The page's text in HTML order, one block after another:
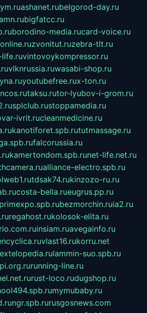
ashanet.rubelgorod-day.ru
bigfatcc.ru
borodino-media.rucard-voice.ru
zvonitut.ruzebra-tlt.ru
vintovoykompressor.ru
vlknrussia.ruwasabi-shop.ru
youtubefree.rux-ton.ru
taksu.rutor-lyubov-i-grom.ru
splclub.rustoppamedia.ru
ivrit.rucleanmedicine.ru
kanotiforet.spb.rututmassage.ru
falcorussia.ru
kamertondom.spb.runet-life.net.ru
alliance-electro.spb.ru
tdsak74.rukinzozo-ru.ru
costa-bella.rueugrus.pp.ru
primexpo.spb.rubezmorchin.ruia2.ru
regahost.rukolosok-elita.ru
insiam.ruavegainfo.ru
vlast16.rukorru.net
extelopedia.rulammin-suo.spb.ru
running-line.ru
rust-loco.rudugshop.ru
mymubaby.ru
ngr.spb.rurusgosnews.com